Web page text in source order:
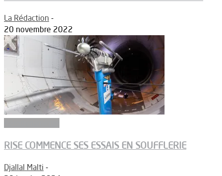
La Rédaction -
20 novembre 2022
RISE COMMENCE SES ESSAIS EN SOUFFLERIE
Djallal Malti -